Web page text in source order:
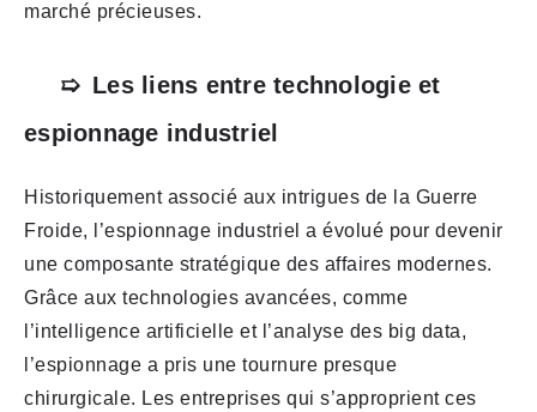
marché précieuses.
Les liens entre technologie et
espionnage industriel
Historiquement associé aux intrigues de la Guerre
Froide, l’espionnage industriel a évolué pour devenir
une composante stratégique des affaires modernes.
Grâce aux technologies avancées, comme
l’intelligence artificielle et l’analyse des big data,
l’espionnage a pris une tournure presque
chirurgicale. Les entreprises qui s’approprient ces